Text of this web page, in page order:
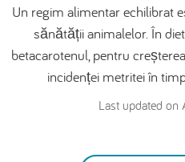
Un regim alimentar echilibrat
sănătății animalelor. În
betacarotenul, pentru
incidenței metritei în
Last updated